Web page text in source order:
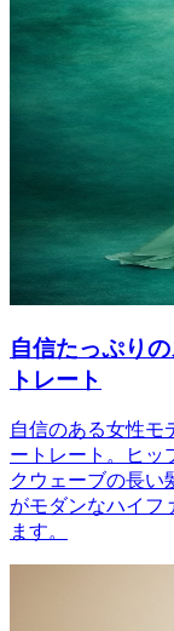
自信たっぷり
トレート
自信のある女性モ
ートレート。ヒッ
クウェーブの長い
がモダンなハイフ
ます。